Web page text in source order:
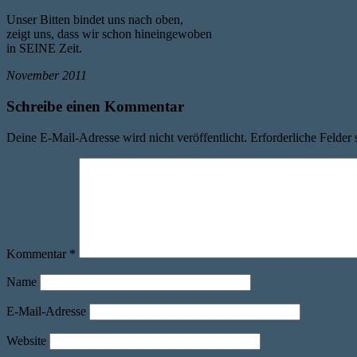
Unser Bitten bindet uns nach oben,
zeigt uns, dass wir schon hineingewoben
in SEINE Zeit.
November 2011
Schreibe einen Kommentar
Deine E-Mail-Adresse wird nicht veröffentlicht. Erforderliche Felder
Kommentar *
Name
E-Mail-Adresse
Website